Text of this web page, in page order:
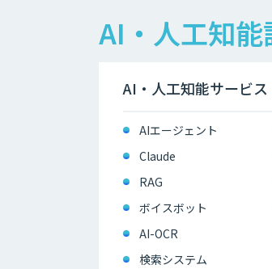
AI・人工知
AI・人工知能サービス
AIエージェント
Claude
RAG
ボイスボット
AI-OCR
検索システム